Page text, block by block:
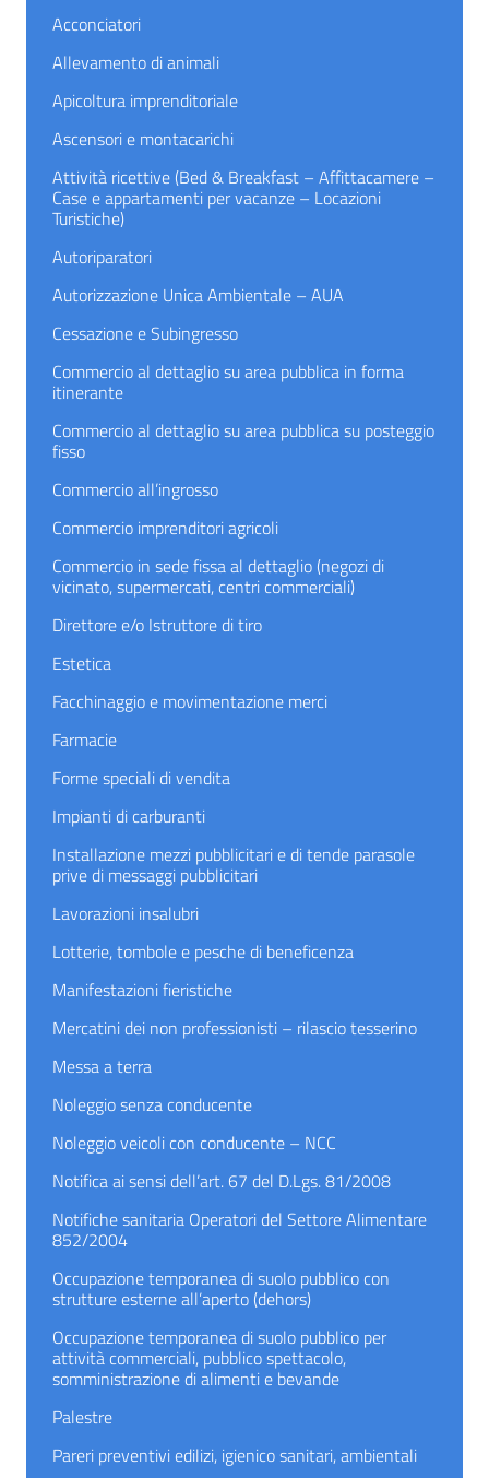
Acconciatori
Allevamento di animali
Apicoltura imprenditoriale
Ascensori e montacarichi
Attività ricettive (Bed & Breakfast – Affittacamere –
Case e appartamenti per vacanze – Locazioni
Turistiche)
Autoriparatori
Autorizzazione Unica Ambientale – AUA
Cessazione e Subingresso
Commercio al dettaglio su area pubblica in forma
itinerante
Commercio al dettaglio su area pubblica su posteggio
fisso
Commercio all’ingrosso
Commercio imprenditori agricoli
Commercio in sede fissa al dettaglio (negozi di
vicinato, supermercati, centri commerciali)
Direttore e/o Istruttore di tiro
Estetica
Facchinaggio e movimentazione merci
Farmacie
Forme speciali di vendita
Impianti di carburanti
Installazione mezzi pubblicitari e di tende parasole
prive di messaggi pubblicitari
Lavorazioni insalubri
Lotterie, tombole e pesche di beneficenza
Manifestazioni fieristiche
Mercatini dei non professionisti – rilascio tesserino
Messa a terra
Noleggio senza conducente
Noleggio veicoli con conducente – NCC
Notifica ai sensi dell’art. 67 del D.Lgs. 81/2008
Notifiche sanitaria Operatori del Settore Alimentare
852/2004
Occupazione temporanea di suolo pubblico con
strutture esterne all’aperto (dehors)
Occupazione temporanea di suolo pubblico per
attività commerciali, pubblico spettacolo,
somministrazione di alimenti e bevande
Palestre
Pareri preventivi edilizi, igienico sanitari, ambientali